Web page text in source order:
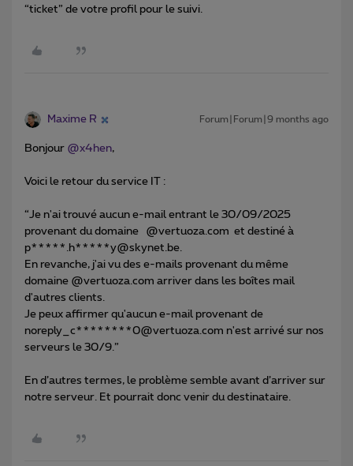
“ticket” de votre profil pour le suivi.
Maxime R Forum|Forum|9 months ago
Bonjour ​ @x4hen,
Voici le retour du service IT :
“Je n'ai trouvé aucun e-mail entrant le 30/09/2025
provenant du domaine @vertuoza.com et destiné à
p*****.h*****y@skynet.be.
En revanche, j'ai vu des e-mails provenant du même
domaine @vertuoza.com arriver dans les boîtes mail
d'autres clients.
Je peux affirmer qu'aucun e-mail provenant de
noreply_c********0@vertuoza.com n'est arrivé sur nos
serveurs le 30/9.”
En d’autres termes, le problème semble avant d’arriver sur
notre serveur. Et pourrait donc venir du destinataire.